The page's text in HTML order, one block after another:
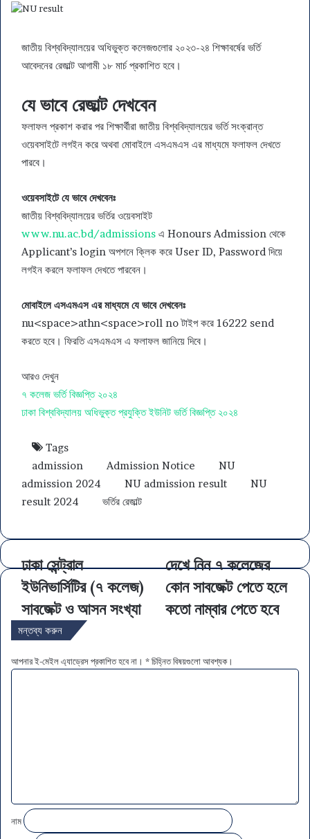
জাতীয় বিশ্ববিদ্যালয়ের অধিভুক্ত কলেজগুলোর ২০২৩-২৪ শিক্ষাবর্ষের ভর্তি
আবেদনের রেজাল্ট আগামী ১৮ মার্চ প্রকাশিত হবে।
যে ভাবে রেজাল্ট দেখবেন
ফলাফল প্রকাশ করার পর শিক্ষার্থীরা জাতীয় বিশ্ববিদ্যালয়ের ভর্তি সংক্রান্ত
ওয়েবসাইটে লগইন করে অথবা মোবাইলে এসএমএস এর মাধ্যমে ফলাফল দেখতে
পারবে।
ওয়েবসাইটে যে ভাবে দেখবেনঃ
জাতীয় বিশ্ববিদ্যালয়ের ভর্তির ওয়েবসাইট
www.nu.ac.bd/admissions এ Honours Admission থেকে
Applicant’s login অপশনে ক্লিক করে User ID, Password দিয়ে
লগইন করলে ফলাফল দেখতে পারবেন।
মোবাইলে এসএমএস এর মাধ্যমে যে ভাবে দেখবেনঃ
nu<space>athn<space>roll no টাইপ করে 16222 send
করতে হবে। ফিরতি এসএমএস এ ফলাফল জানিয়ে দিবে।
আরও দেখুন
৭ কলেজ ভর্তি বিজ্ঞপ্তি ২০২৪
ঢাকা বিশ্ববিদ্যালয় অধিভুক্ত প্রযুক্তি ইউনিট ভর্তি বিজ্ঞপ্তি ২০২৪
Tags
admission
Admission Notice
NU
admission 2024
NU admission result
NU
result 2024
ভর্তির রেজাল্ট
ঢাকা সেন্ট্রাল
ইউনিভার্সিটির (৭ কলেজ)
সাবজেক্ট ও আসন সংখ্যা
দেখে নিন ৭ কলেজের
কোন সাবজেক্ট পেতে হলে
কতো নাম্বার পেতে হবে
মন্তব্য করুন
আপনার ই-মেইল এ্যাড্রেস প্রকাশিত হবে না। *চিহ্নিত বিষয়গুলো আবশ্যক।
ম
নাম